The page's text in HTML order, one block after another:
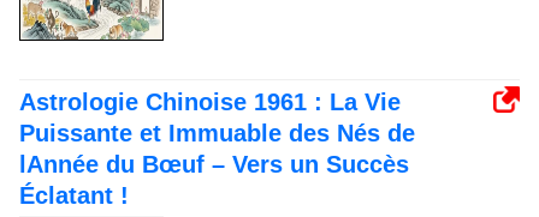
Astrologie Chinoise 1961 : La Vie
Puissante et Immuable des Nés de
lAnnée du Bœuf – Vers un Succès
Éclatant !